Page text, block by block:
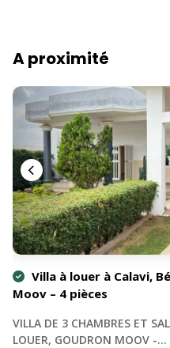
A proximité
Villa à louer à Calavi,
Moov – 4 pièces
VILLA DE 3 CHAMBRES ET
LOUER, GOUDRON MOOV -…